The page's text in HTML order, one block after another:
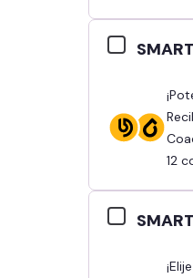
¡Potencializa tus entrenamientos con el Combo Smart Fit Coach y Smart Fit Body!
12
¡Elije a tu profesor o nutriólogo, establece tus objetivos y obtén mejores resultados!